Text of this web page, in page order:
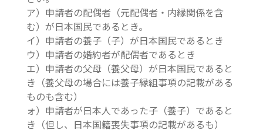
ア）申請者の配偶者（元配偶者・内縁関係を含
む）が日本国民であるとき。
イ）申請者の養子（子）が日本国民であるとき
ウ）申請者の婚約者が配偶者であるとき
エ）申請者の父母（養父母）が日本国民であると
き（養父母の場合には養子縁組事項の記載がある
ものも含む）
ォ）申請者が日本人であった子（養子）であると
き（但し、日本国籍喪失事項の記載があるも）